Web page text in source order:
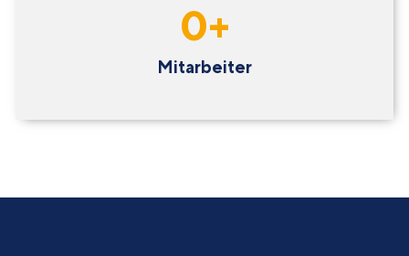
Mitarbeiter
0+